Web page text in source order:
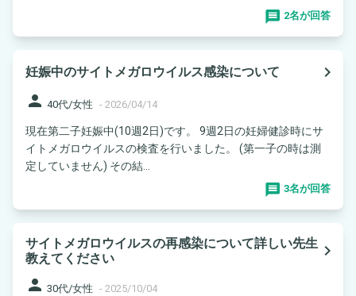
2名が回答
妊娠中のサイトメガロウイルス感染について
navigate_next
person 40代/女性 - 2026/04/14
現在第二子妊娠中(10週2日)です。 9週2日の妊婦健診時にサ
イトメガロウイルスの検査を行いました。 (第一子の時は測
定していません) その結...
3名が回答
サイトメガロウイルスの再感染について詳しい先生
教えてください
navigate_next
person 30代/女性 - 2025/10/04